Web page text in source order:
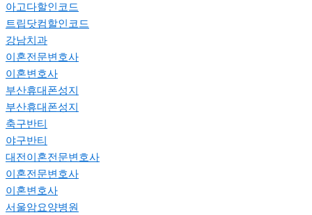
아고다할인코드
트립닷컴할인코드
강남치과
이혼전문변호사
이혼변호사
부산휴대폰성지
부산휴대폰성지
축구반티
야구반티
대전이혼전문변호사
이혼전문변호사
이혼변호사
서울암요양병원